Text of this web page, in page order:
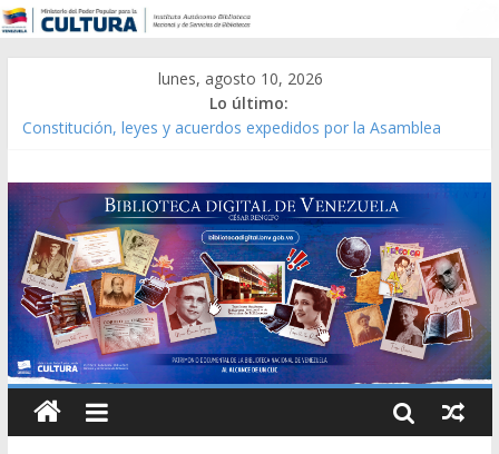
lunes, agosto 10, 2026
Lo último:
Constitución, leyes y acuerdos expedidos por la Asamblea
Modesta Bor Sánchez [material gráfico]
Gaceta Oficial de la República de Venezuela año CXXXIII Mes V,
Caracas 09 de marzo de 2006 N° 38.394
Catálogo temático de obras de Modesta Bor